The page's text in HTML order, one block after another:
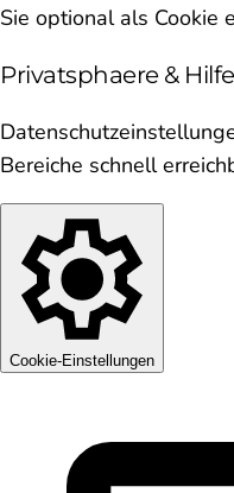
Sie optional als Cookie
Privatsphaere & Hilfe
Bereiche schnell
Cookie-Einstellungen